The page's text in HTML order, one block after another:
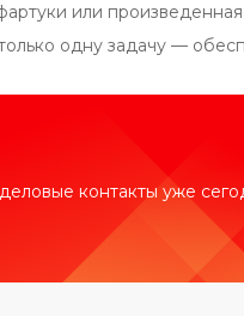
или
одну задачу —
контакты уже